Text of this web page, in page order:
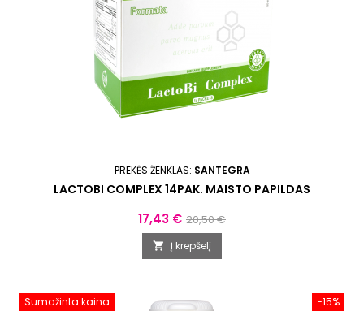
PREKĖS ŽENKLAS: SANTEGRA
LACTOBI COMPLEX 14PAK. MAISTO PAPILDAS
Kaina
17,43 € Bazinė
kaina
20,50 €
 Į krepšelį
−15%
Sumažinta kaina